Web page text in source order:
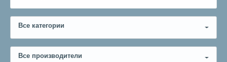
Все категории
Все производители